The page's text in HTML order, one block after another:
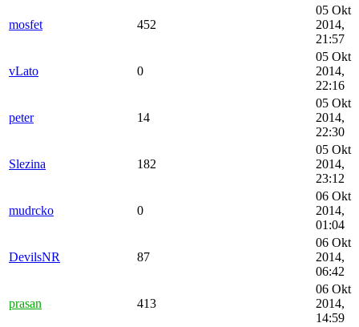
mosfet 452
05 Okt
2014,
21:57
vLato 0
05 Okt
2014,
22:16
peter 14
05 Okt
2014,
22:30
Slezina 182
05 Okt
2014,
23:12
mudrcko 0
06 Okt
2014,
01:04
DevilsNR 87
06 Okt
2014,
06:42
prasan 413
06 Okt
2014,
14:59